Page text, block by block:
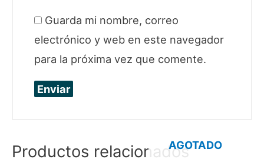
Guarda mi nombre, correo
electrónico y web en este navegador
para la próxima vez que comente.
Productos relacionadosAGOTADO